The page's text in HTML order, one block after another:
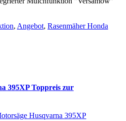
, Angebot, Rasenmäher Honda
395XP Toppreis zur
Husqvarna 395XP